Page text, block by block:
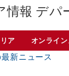
デパ
ア オンライ
新ニュース